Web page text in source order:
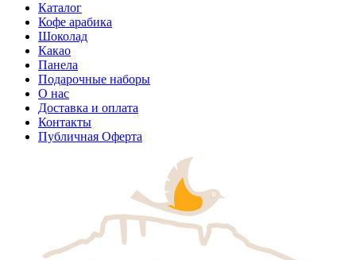
Каталог
Кофе арабика
Шоколад
Какао
Панела
Подарочные наборы
О нас
Доставка и оплата
Контакты
Публичная Оферта